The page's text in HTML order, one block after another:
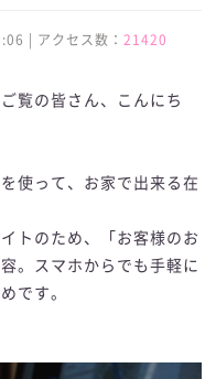
| アクセス数：21420
覧の皆さん、こんにち
使って、お家で出来る在
トのため、「お客様のお
。スマホからでも手軽に
です。